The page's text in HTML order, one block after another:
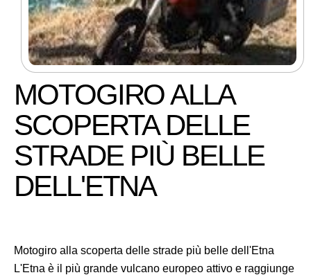
MOTOGIRO ALLA
SCOPERTA DELLE
STRADE PIÙ BELLE
DELL'ETNA
Motogiro alla scoperta delle strade più belle dell'Etna
L'Etna è il più grande vulcano europeo attivo e raggiunge